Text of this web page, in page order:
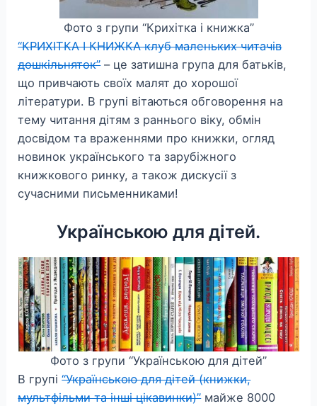
Фото з групи “Крихітка і книжка”
“КРИХІТКА І КНИЖКА клуб маленьких читачів
дошкільняток”– це затишна група для батьків,
що привчають своїх малят до хорошої
літератури. В групі вітаються обговорення на
тему читання дітям з раннього віку, обмін
досвідом та враженнями про книжки, огляд
новинок українського та зарубіжного
книжкового ринку, а також дискусії з
сучасними письменниками!
Українською для дітей.
Фото з групи “Українською для дітей”
В групі“Українською для дітей (книжки,
мультфільми та інші цікавинки)”майже 8000